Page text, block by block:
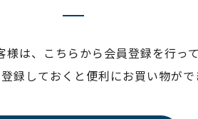
は、こちらから会員登録を行って
録しておくと便利にお買い物がで